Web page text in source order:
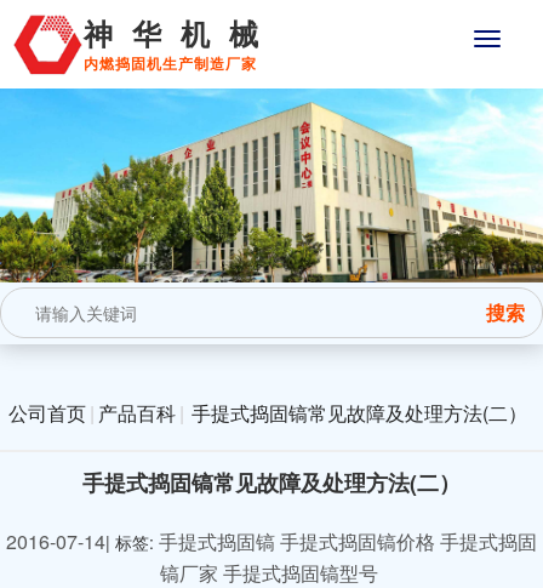
神华机械
内燃捣固机生产制造厂家
公司首页| 产品百科| 手提式捣固镐常见故障及处理方法(二）
手提式捣固镐常见故障及处理方法(二）
2016-07-14| 标签: 手提式捣固镐手提式捣固镐价格 手提式捣固
镐厂家 手提式捣固镐型号